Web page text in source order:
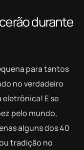
durante
para tantos
no verdadeiro
E se
pelo mundo,
alguns dos 40
tradição no